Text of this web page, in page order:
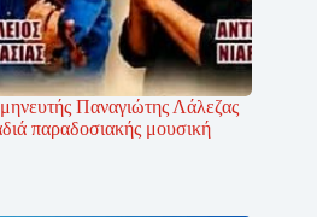
Παναγιώτης Λάλεζας
παραδοσιακής μουσική